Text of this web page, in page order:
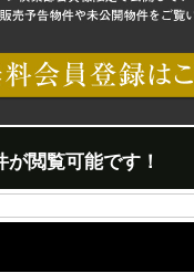
が閲覧可能です！